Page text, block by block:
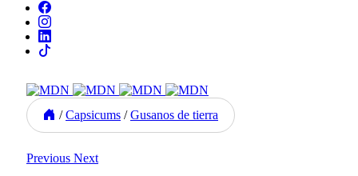
/ Capsicums / Gusanos de tierra
Previous Next